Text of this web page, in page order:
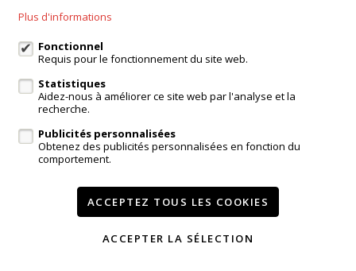
Vendu
Maison
4 180m²
Plus d'informations
Fonctionnel
Requis pour le fonctionnement du site web.
Statistiques
Aidez-nous à améliorer ce site web par l'analyse et la
recherche.
Publicités personnalisées
Obtenez des publicités personnalisées en fonction du
comportement.
ACCEPTEZ TOUS LES COOKIES
ACCEPTER LA SÉLECTION